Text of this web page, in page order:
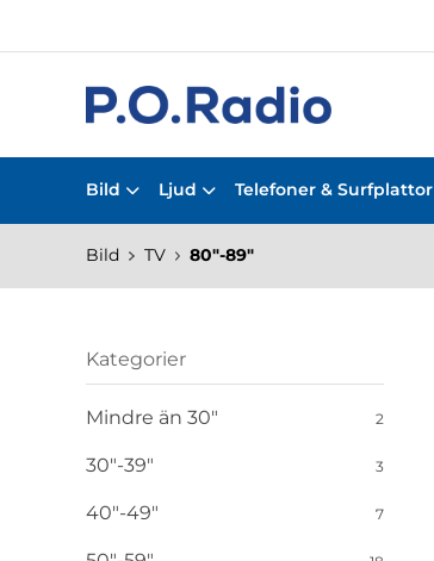
Bild Ljud Telefoner & Surfplattor
Bild TV 80"-89"
Kategorier
Mindre än 30" 2
30"-39" 3
40"-49" 7